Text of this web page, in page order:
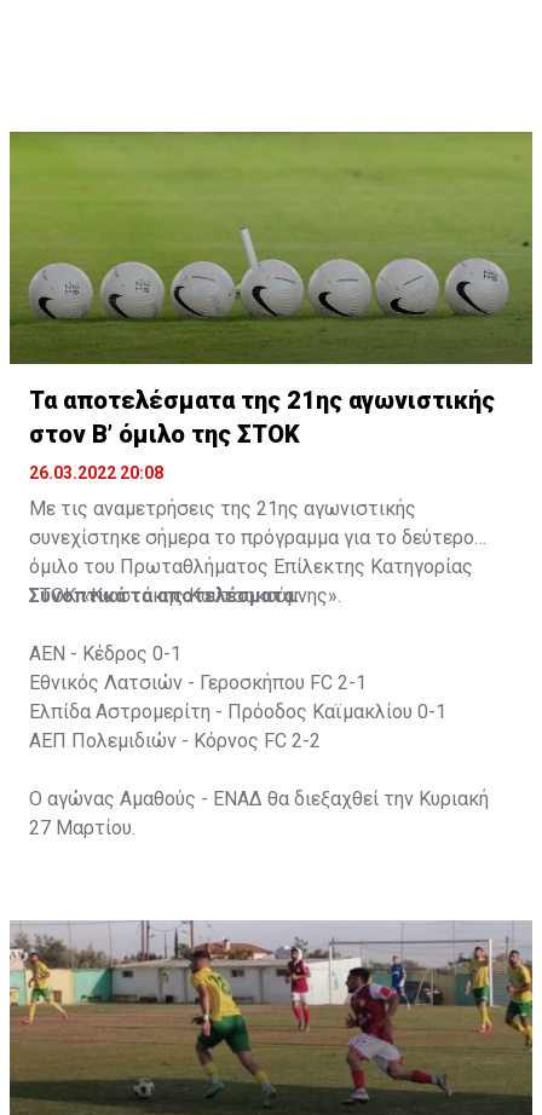
Τα αποτελέσματα της 21ης αγωνιστικής
στον Β’ όμιλο της ΣΤΟΚ
26.03.2022 20:08
Με τις αναμετρήσεις της 21ης αγωνιστικής
συνεχίστηκε σήμερα το πρόγραμμα για το δεύτερο
όμιλο του Πρωταθλήματος Επίλεκτης Κατηγορίας
ΣΤΟΚ «Κωστάκης Κουτσοκούμνης».
Συνοπτικά τα αποτελέσματα:
ΑΕΝ - Κέδρος 0-1
Εθνικός Λατσιών - Γεροσκήπου FC 2-1
Ελπίδα Αστρομερίτη - Πρόοδος Καϊμακλίου 0-1
ΑΕΠ Πολεμιδιών - Κόρνος FC 2-2
Ο αγώνας Αμαθούς - ΕΝΑΔ θα διεξαχθεί την Κυριακή
27 Μαρτίου.